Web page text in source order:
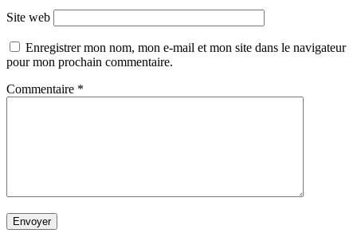
Site web
Enregistrer mon nom, mon e-mail et mon site dans le navigateur
pour mon prochain commentaire.
Commentaire *